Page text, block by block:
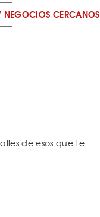
NEGOCIOS CERCANOS
de esos que te